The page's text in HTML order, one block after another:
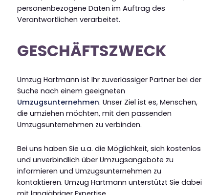
personenbezogene Daten im Auftrag des
Verantwortlichen verarbeitet.
GESCHÄFTSZWECK
Umzug Hartmann ist Ihr zuverlässiger Partner bei der
Suche nach einem geeigneten
Umzugsunternehmen. Unser Ziel ist es, Menschen,
die umziehen möchten, mit den passenden
Umzugsunternehmen zu verbinden.
Bei uns haben Sie u.a. die Möglichkeit, sich kostenlos
und unverbindlich über Umzugsangebote zu
informieren und Umzugsunternehmen zu
kontaktieren. Umzug Hartmann unterstützt Sie dabei